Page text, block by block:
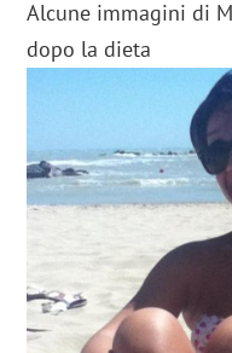
Alcune immagini di
dopo la dieta